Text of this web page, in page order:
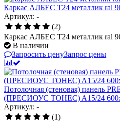
Каркас АЛБЕС Т24 металлик ral
Артикул: -
(2)
Каркас АЛБЕС Т24 металлик ral
В наличии
Запросить ценуЗапрос цены
Потолочная (стеновая) панель
(ПРЕCИОУС ТОНЕС) A15/24
Артикул: -
(1)